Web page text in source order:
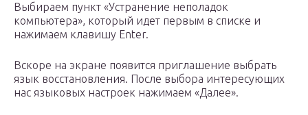
Выбираем пункт «Устранение неполадок
компьютера», который идет первым в списке и
нажимаем клавишу Enter.
Вскоре на экране появится приглашение выбрать
язык восстановления. После выбора интересующих
нас языковых настроек нажимаем «Далее».